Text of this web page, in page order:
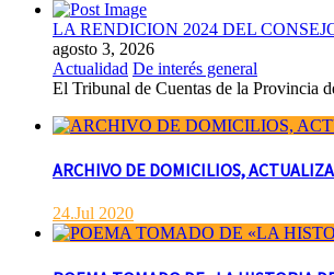
LA RENDICION 2024 DEL
agosto 3, 2026
Actualidad De interés general
El Tribunal de Cuentas de la Provincia
ARCHIVO DE DOMICILIOS,
24.Jul 2020